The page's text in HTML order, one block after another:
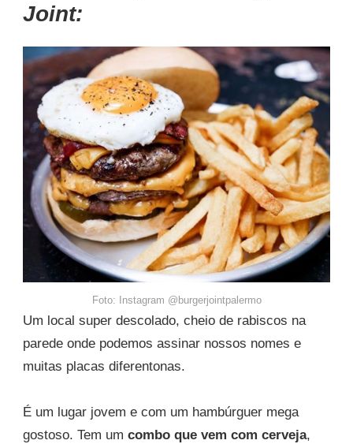
Joint:
Foto: Instagram @burgerjointpalermo
Um local super descolado, cheio de rabiscos na
parede onde podemos assinar nossos nomes e
muitas placas diferentonas.
É um lugar jovem e com um hambúrguer mega
gostoso. Tem um combo que vem com cerveja,